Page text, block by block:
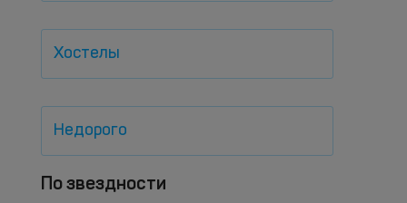
Хостелы
Недорого
По звездности